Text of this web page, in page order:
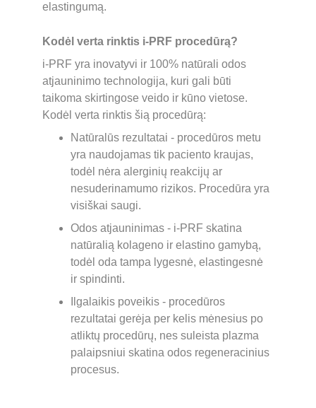
elastingumą.
Kodėl verta rinktis i-PRF procedūrą?
i-PRF yra inovatyvi ir 100% natūrali odos
atjauninimo technologija, kuri gali būti
taikoma skirtingose veido ir kūno vietose.
Kodėl verta rinktis šią procedūrą:
Natūralūs rezultatai - procedūros metu
yra naudojamas tik paciento kraujas,
todėl nėra alerginių reakcijų ar
nesuderinamumo rizikos. Procedūra yra
visiškai saugi.
Odos atjauninimas - i-PRF skatina
natūralią kolageno ir elastino gamybą,
todėl oda tampa lygesnė, elastingesnė
ir spindinti.
Ilgalaikis poveikis - procedūros
rezultatai gerėja per kelis mėnesius po
atliktų procedūrų, nes suleista plazma
palaipsniui skatina odos regeneracinius
procesus.